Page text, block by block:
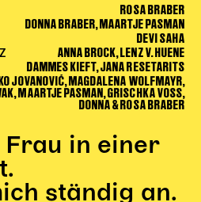
Institutionen
Institutionen
ROSA BRABER
DONNA BRABER, MAARTJE PASMAN
DEVI SAHA
ANNA BROCK, LENZ V. HUENE
DAMMES KIEFT, JANA RESETARITS
JOVANOVIĆ, MAGDALENA WOLFMAYR,
MAARTJE PASMAN, GRISCHKA VOSS,
DONNA & ROSA BRABER
Frau in einer
ständig an.